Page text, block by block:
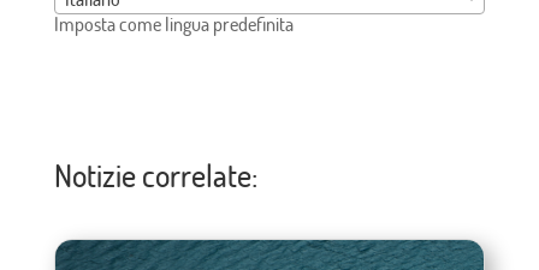
Imposta come lingua predefinita
Notizie correlate: